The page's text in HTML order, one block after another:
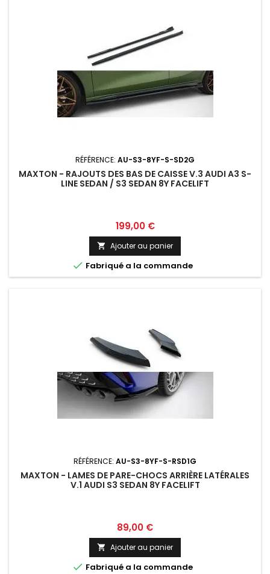
RÉFÉRENCE: AU-S3-8YF-S-SD2G
MAXTON - RAJOUTS DES BAS DE CAISSE V.3 AUDI A3 S-
LINE SEDAN / S3 SEDAN 8Y FACELIFT
Prix
199,00 €
 Ajouter au panier
 Fabriqué a la commande
RÉFÉRENCE: AU-S3-8YF-S-RSD1G
MAXTON - LAMES DE PARE-CHOCS ARRIÈRE LATÉRALES
V.1 AUDI S3 SEDAN 8Y FACELIFT
Prix
89,00 €
 Ajouter au panier
 Fabriqué a la commande